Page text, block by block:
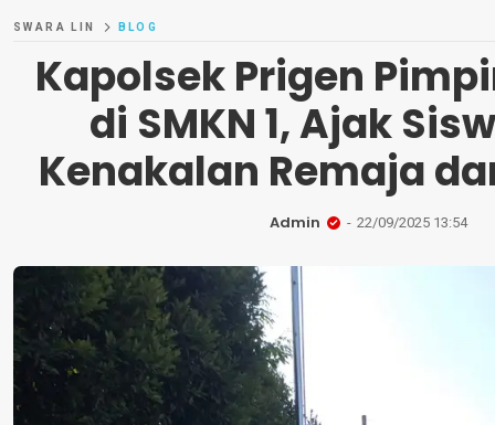
SWARA LIN BLOG
Kapolsek Prigen
di SMKN 1, Ajak
Kenakalan Remaja
Admin 22/09/2025 13:54